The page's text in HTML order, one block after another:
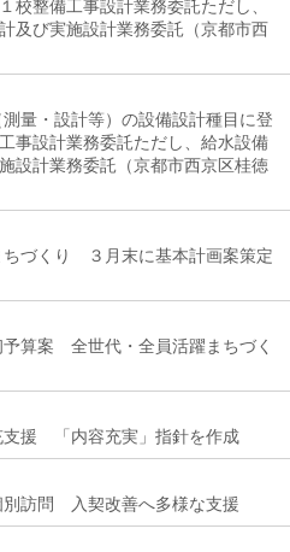
整備工事設計業務委託ただし、
及び実施設計業務委託（京都市西
量・設計等）の設備設計種目に登
事設計業務委託ただし、給水設備
設計業務委託（京都市西京区桂徳
ちづくり ３月末に基本計画案策定
予算案 全世代・全員活躍まちづく
支援 「内容充実」指針を作成
別訪問 入契改善へ多様な支援